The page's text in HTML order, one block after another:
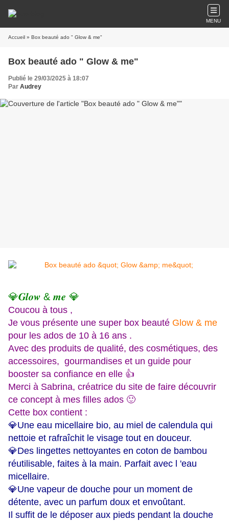
MENU
Accueil » Box beauté ado " Glow & me"
Box beauté ado " Glow & me"
Publié le 29/03/2025 à 18:07
Par Audrey
💎𝑮𝒍𝒐𝒘 & 𝒎𝒆 💎
Coucou à tous ,
Je vous présente une super box beauté Glow & me
pour les ados de 10 à 16 ans .
Avec des produits de qualité, des cosmétiques, des
accessoires, gourmandises et un guide pour
booster sa confiance en elle 👍
Merci à Sabrina, créatrice du site de faire découvrir
ce concept à mes filles ados 🙂
Cette box contient :
💎Une eau micellaire bio, au miel de calendula qui
nettoie et rafraîchit le visage tout en douceur.
💎Des lingettes nettoyantes en coton de bambou
réutilisable, faites à la main. Parfait avec l 'eau
micellaire.
💎Une vapeur de douche pour un moment de
détente, avec un parfum doux et envoûtant.
Il suffit de le déposer aux pieds pendant la douche